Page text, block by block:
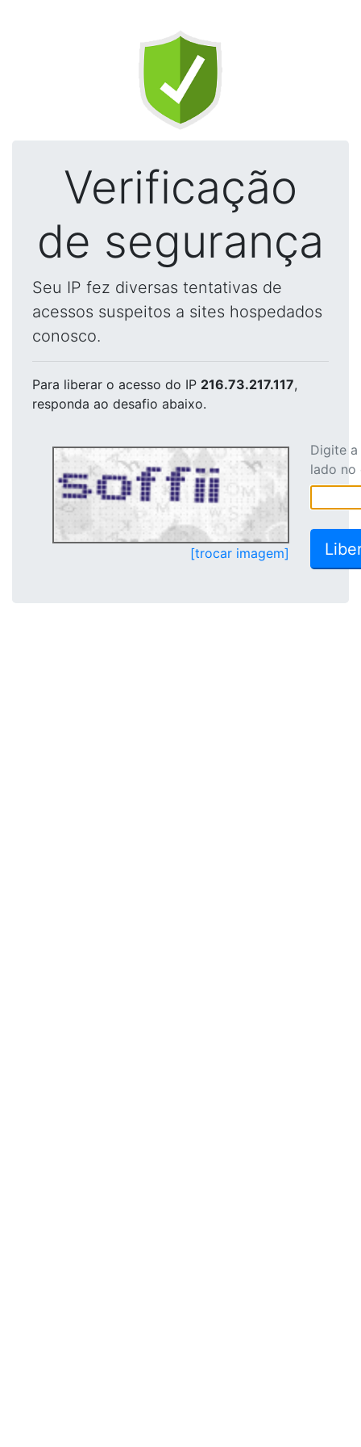
Verificação
de segurança
Seu IP fez diversas tentativas de
acessos suspeitos a sites hospedados
conosco.
Para liberar o acesso do IP 216.73.217.117,
responda ao desafio abaixo.
[trocar imagem]
Digite
lado no